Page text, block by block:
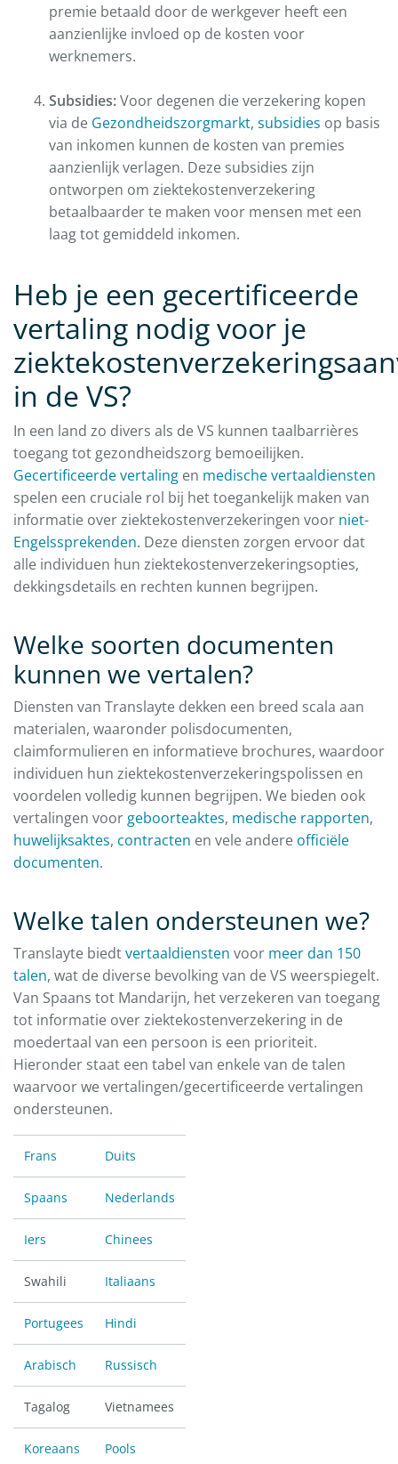
premie betaald door de werkgever heeft een
aanzienlijke invloed op de kosten voor
werknemers.
Subsidies:Voor degenen die verzekering kopen
via de Gezondheidszorgmarkt, subsidies op basis
van inkomen kunnen de kosten van premies
aanzienlijk verlagen. Deze subsidies zijn
ontworpen om ziektekostenverzekering
betaalbaarder te maken voor mensen met een
laag tot gemiddeld inkomen.
Heb je een gecertificeerde
vertaling nodig voor je
in de VS?
In een land zo divers als de VS kunnen taalbarrières
toegang tot gezondheidszorg bemoeilijken.
Gecertificeerde vertaling en medische vertaaldiensten
spelen een cruciale rol bij het toegankelijk maken van
informatie over ziektekostenverzekeringen voor niet-
Engelssprekenden. Deze diensten zorgen ervoor dat
alle individuen hun ziektekostenverzekeringsopties,
dekkingsdetails en rechten kunnen begrijpen.
Welke soorten documenten
kunnen we vertalen?
Diensten van Translayte dekken een breed scala aan
materialen, waaronder polisdocumenten,
claimformulieren en informatieve brochures, waardoor
individuen hun ziektekostenverzekeringspolissen en
voordelen volledig kunnen begrijpen. We bieden ook
vertalingen voor geboorteaktes, medische rapporten,
huwelijksaktes, contracten en vele andere officiële
documenten.
Welke talen ondersteunen we?
Translayte biedtvertaaldiensten voor meer dan 150
talen, wat de diverse bevolking van de VS weerspiegelt.
Van Spaans tot Mandarijn, het verzekeren van toegang
tot informatie over ziektekostenverzekering in de
moedertaal van een persoon is een prioriteit.
Hieronder staat een tabel van enkele van de talen
waarvoor we vertalingen/gecertificeerde vertalingen
ondersteunen.
Frans Duits
Spaans Nederlands
Iers Chinees
Swahili Italiaans
Portugees Hindi
Arabisch Russisch
Tagalog Vietnamees
Koreaans Pools